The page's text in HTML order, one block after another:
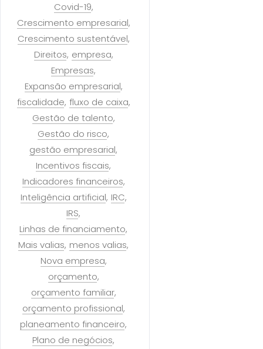
Covid-19
Crescimento empresarial
Crescimento sustentável
Direitos empresa
Empresas
Expansão empresarial
fiscalidade fluxo de caixa
Gestão de talento
Gestão do risco
gestão empresarial
Incentivos fiscais
Indicadores financeiros
Inteligência artificial IRC
IRS
Linhas de financiamento
Mais valias menos valias
Nova empresa
orçamento
orçamento familiar
orçamento profissional
planeamento financeiro
Plano de negócios